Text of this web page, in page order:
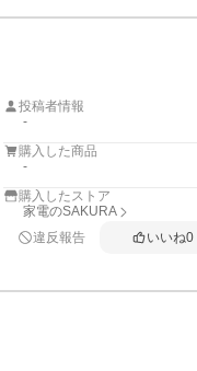
投稿者情報
-
購入した商品
-
購入したストア
家電のSAKURA
違反報告
いいね0